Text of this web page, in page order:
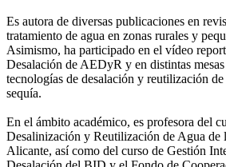
Es autora de diversas publicaciones en
tratamiento de agua en zonas rurales y
Asimismo, ha participado en el vídeo
Desalación de AEDyR y en distintas
tecnologías de desalación y reutilización
sequía.
En el ámbito académico, es profesora del
Desalinización y Reutilización de Agua de
Alicante, así como del curso de Gestión